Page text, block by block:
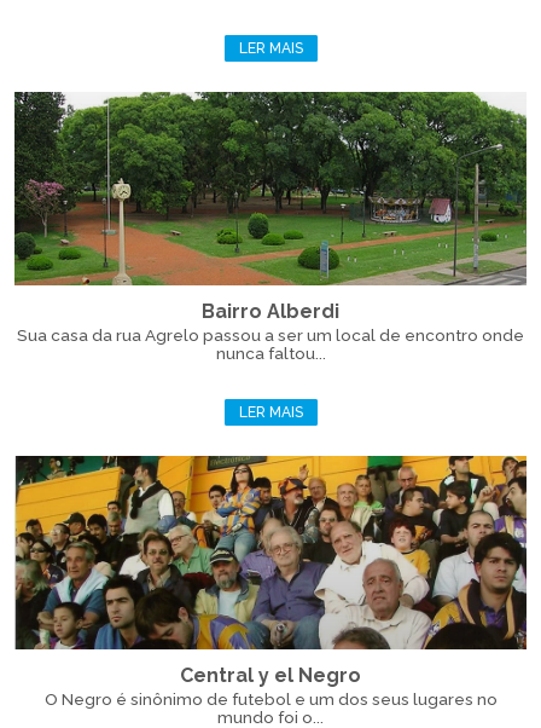
LER MAIS
Bairro Alberdi
Sua casa da rua Agrelo passou a ser um local de encontro onde
nunca faltou...
LER MAIS
Central y el Negro
O Negro é sinônimo de futebol e um dos seus lugares no
mundo foi o...